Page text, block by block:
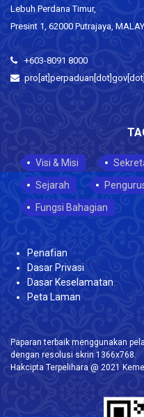
Lebuh Perdana Timur,
Presint 1, 62000 Putrajaya,
+603-8091 8000
Visi & Misi
Sejarah
Fungsi Bahagian
Penafian
Dasar Privasi
Dasar Keselamatan
Peta Laman
Paparan terbaik menggunakan
dengan resolusi skrin 1366x768.
Hakcipta Terpelihara @ 2021